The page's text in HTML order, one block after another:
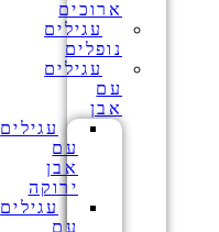
ארוכים
עגילים
נופלים
עגילים
עם
אבן
עגילים
עם
אבן
ירוקה
עגילים
עם